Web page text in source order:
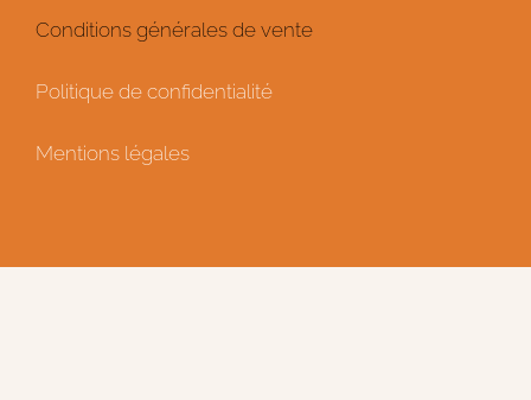
Conditions générales de vente
Politique de confidentialité
Mentions légales